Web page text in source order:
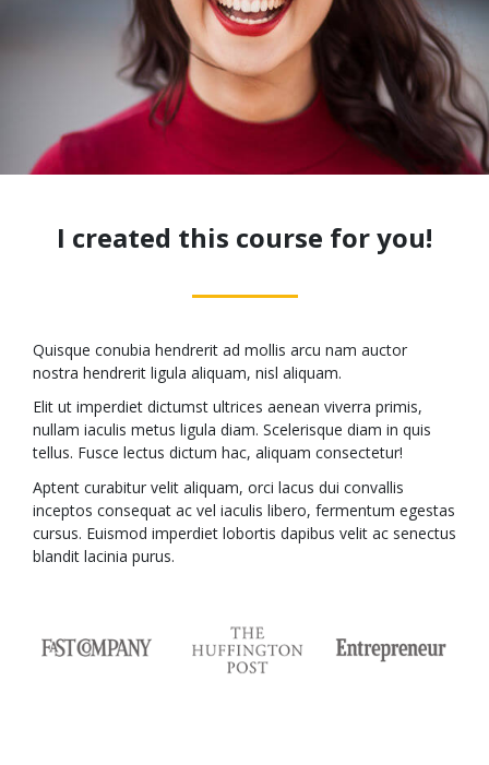
I created this course for you!
Quisque conubia hendrerit ad mollis arcu nam auctor
nostra hendrerit ligula aliquam, nisl aliquam.
Elit ut imperdiet dictumst ultrices aenean viverra primis,
nullam iaculis metus ligula diam. Scelerisque diam in quis
tellus. Fusce lectus dictum hac, aliquam consectetur!
Aptent curabitur velit aliquam, orci lacus dui convallis
inceptos consequat ac vel iaculis libero, fermentum egestas
cursus. Euismod imperdiet lobortis dapibus velit ac senectus
blandit lacinia purus.